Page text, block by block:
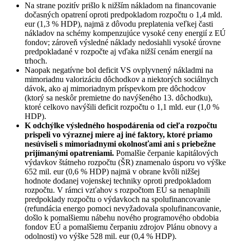
Na strane pozitív prišlo k nižším nákladom na financovanie
dočasných opatrení oproti predpokladom rozpočtu o 1,4 mld.
eur (1,3 % HDP), najmä z dôvodu preplatenia veľkej časti
nákladov na schémy kompenzujúce vysoké ceny energií z EÚ
fondov; zároveň výsledné náklady nedosiahli vysoké úrovne
predpokladané v rozpočte aj vďaka nižší cenám energií na
trhoch.
Naopak negatívne bol deficit VS ovplyvnený nákladmi na
mimoriadnu valorizáciu dôchodkov a niektorých sociálnych
dávok, ako aj mimoriadnym príspevkom pre dôchodcov
(ktorý sa neskôr premietne do navýšeného 13. dôchodku),
ktoré celkovo navýšili deficit rozpočtu o 1,1 mld. eur (1,0 %
HDP).
K odchýlke výsledného hospodárenia od cieľa rozpočtu
prispeli vo výraznej miere aj iné faktory, ktoré priamo
nesúviseli s mimoriadnymi okolnosťami ani s priebežne
prijímanými opatreniami. Pomalšie čerpanie kapitálových
výdavkov štátneho rozpočtu (ŠR) znamenalo úsporu vo výške
652 mil. eur (0,6 % HDP) najmä v obrane kvôli nižšej
hodnote dodanej vojenskej techniky oproti predpokladom
rozpočtu. V rámci vzťahov s rozpočtom EÚ sa nenaplnili
predpoklady rozpočtu o výdavkoch na spolufinancovanie
(refundácia energo pomoci nevyžadovala spolufinancovanie,
došlo k pomalšiemu nábehu nového programového obdobia
fondov EÚ a pomalšiemu čerpaniu zdrojov Plánu obnovy a
odolnosti) vo výške 528 mil. eur (0,4 % HDP).